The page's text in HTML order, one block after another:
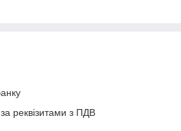
реквізитами з ПДВ